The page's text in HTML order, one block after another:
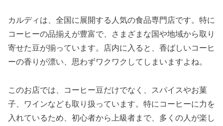
カルディは、全国に展開する人気の食品専門店です。特に
コーヒーの品揃えが豊富で、さまざまな国や地域から取り
寄せた豆が揃っています。店内に入ると、香ばしいコーヒ
ーの香りが漂い、思わずワクワクしてしまいますよね。
このお店では、コーヒー豆だけでなく、スパイスやお菓
子、ワインなども取り扱っています。特にコーヒーに力を
入れているため、初心者から上級者まで、多くの人が楽し